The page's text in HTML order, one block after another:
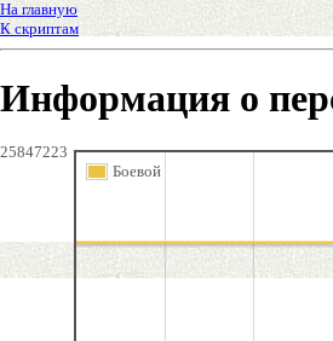
На главную
К скриптам
Информация о
25847223
Боевой